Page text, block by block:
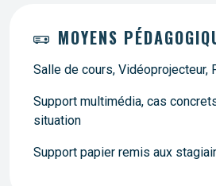
MOYENS
Salle de cours, Vidéoprojecteur,
Support multimédia, cas
situation
Support papier remis aux